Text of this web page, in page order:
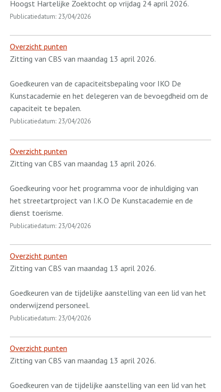
Hoogst Hartelijke Zoektocht op vrijdag 24 april 2026.
Publicatiedatum: 23/04/2026
Overzicht punten
Zitting van CBS van maandag 13 april 2026.
Goedkeuren van de capaciteitsbepaling voor IKO De
Kunstacademie en het delegeren van de bevoegdheid om de
capaciteit te bepalen.
Publicatiedatum: 23/04/2026
Overzicht punten
Zitting van CBS van maandag 13 april 2026.
Goedkeuring voor het programma voor de inhuldiging van
het streetartproject van I.K.O De Kunstacademie en de
dienst toerisme.
Publicatiedatum: 23/04/2026
Overzicht punten
Zitting van CBS van maandag 13 april 2026.
Goedkeuren van de tijdelijke aanstelling van een lid van het
onderwijzend personeel.
Publicatiedatum: 23/04/2026
Overzicht punten
Zitting van CBS van maandag 13 april 2026.
Goedkeuren van de tijdelijke aanstelling van een lid van het